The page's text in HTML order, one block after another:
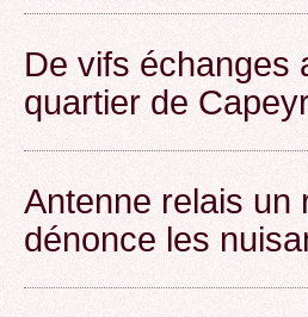
De vifs échanges
quartier de
Antenne relais un
dénonce les